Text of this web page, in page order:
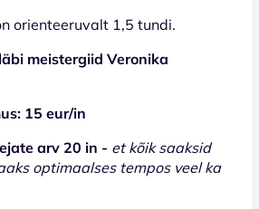
orienteeruvalt 1,5 tundi.
meistergiid Veronika
15 eur/in
arv 20 in - et kõik saaksid
optimaalses tempos veel ka